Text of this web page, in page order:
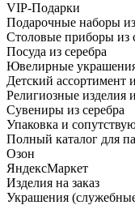
VIP-Подарки
Подарочные наборы из
Столовые приборы из
Посуда из серебра
Ювелирные украшения
Детский ассортимент
Религиозные изделия
Сувениры из серебра
Упаковка и
Полный каталог для
Озон
ЯндексМаркет
Изделия на заказ
Украшения